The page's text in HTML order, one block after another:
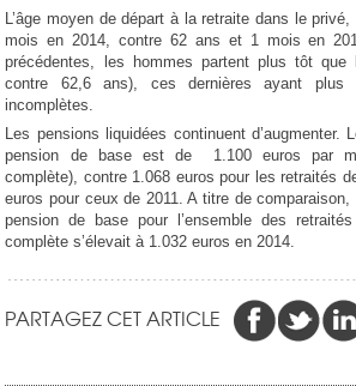
L’âge moyen de départ à la retraite dans le
mois en 2014, contre 62 ans et 1 mois en
précédentes, les hommes partent plus tôt que
contre 62,6 ans), ces dernières ayant plus
incomplètes.
Les pensions liquidées continuent d’augmenter.
pension de base est de 1.100 euros par
complète), contre 1.068 euros pour les retraités
euros pour ceux de 2011. A titre de
pension de base pour l’ensemble des
complète s’élevait à 1.032 euros en 2014.
PARTAGEZ CET ARTICLE